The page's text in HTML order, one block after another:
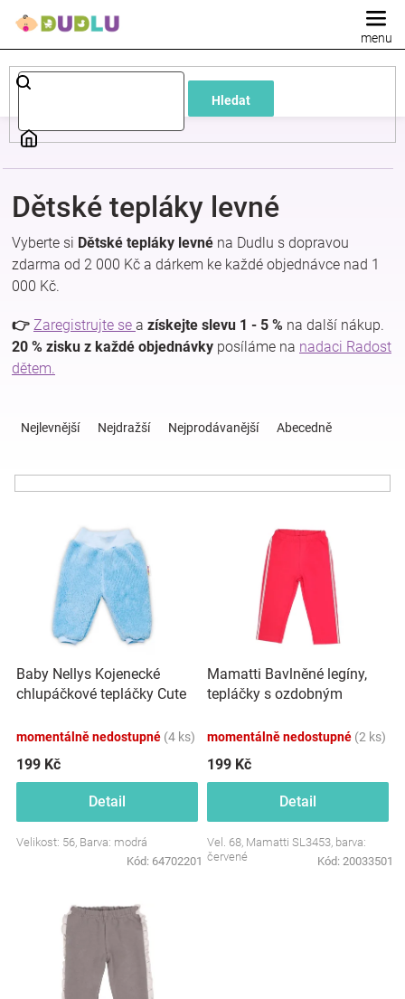
Hledat
Dětské
a
kojenecké
oblečení
Pokojíček
kojenecká
a
Těhotenské
oblečení
Novinky
Hračkářství
Přihlášení
Dětské tepláky levné
Vyberte si Dětské tepláky levné na Dudlu s dopravou
zdarma od 2 000 Kč a dárkem ke každé objednávce nad 1
000 Kč.
👉 Zaregistrujte se a získejte slevu 1 - 5 % na další nákup.
20 % zisku z každé objednávky posíláme na nadaci Radost
dětem.
ů
Nejlevnější Nejdražší Nejprodávanější Abecedně
o
d
u
t
ů
Baby Nellys Kojenecké
chlupáčkové tepláčky Cute
momentálně nedostupné (4 ks)
199 Kč
Detail
Velikost: 56, Barva: modrá
Kód: 64702201
Mamatti Bavlněné legíny,
tepláčky s ozdobným
Heart - červené
momentálně nedostupné (2 ks)
199 Kč
Detail
Vel. 68, Mamatti SL3453, barva:
červené
Kód: 20033501